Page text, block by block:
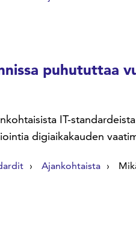
puhututtaa
IT-
digiaikakauden
Ajankohtaista